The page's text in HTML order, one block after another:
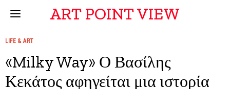
ART POINT VIEW
LIFE & ART
«Milky Way» Ο Βασίλης
Κεκάτος αφηγείται μια ιστορία